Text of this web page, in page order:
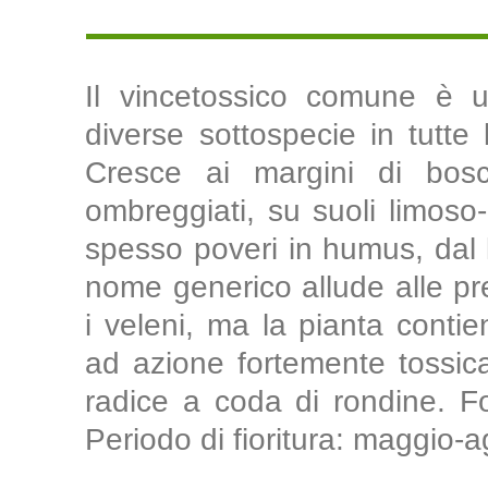
Il vincetossico comune è
diverse sottospecie in
Cresce ai margini di
ombreggiati, su suoli
spesso poveri in humus,
nome generico allude alle
i veleni, ma la pianta
ad azione fortemente
radice a coda di rondine.
Periodo di fioritura: maggio-